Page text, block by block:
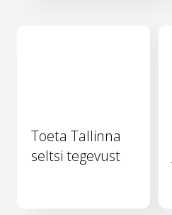
Toeta Tallinna
seltsi tegevust